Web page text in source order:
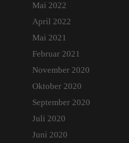
Mai 2022
April 2022
Mai 2021
Februar 2021
November 2020
Oktober 2020
September 2020
Juli 2020
Juni 2020